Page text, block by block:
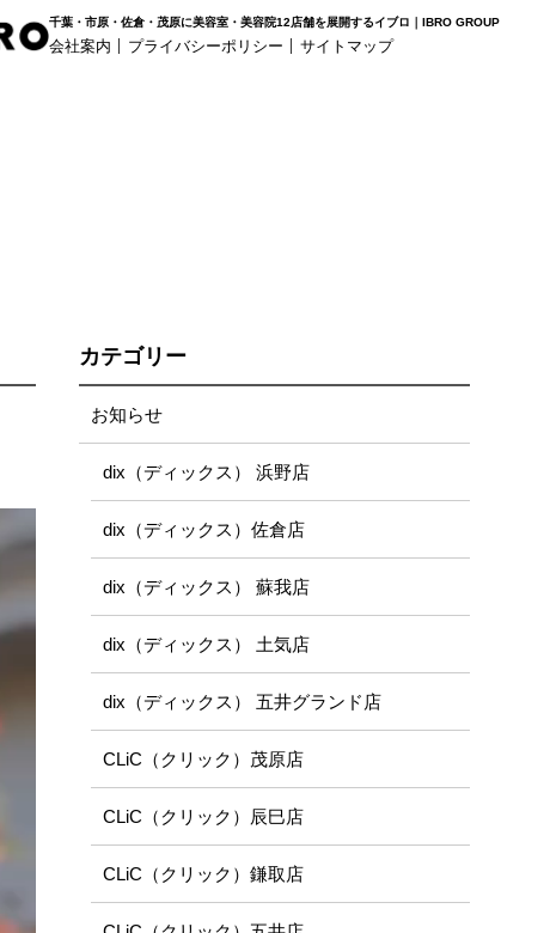
千葉・市原・佐倉・茂原に美容室・美容院12店舗を展開するイブロ｜IBRO GROUP
会社案内 プライバシーポリシー サイトマップ
カテゴリー
お知らせ
dix（ディックス） 浜野店
dix（ディックス）佐倉店
dix（ディックス） 蘇我店
dix（ディックス） 土気店
dix（ディックス） 五井グランド店
CLiC（クリック）茂原店
CLiC（クリック）辰巳店
CLiC（クリック）鎌取店